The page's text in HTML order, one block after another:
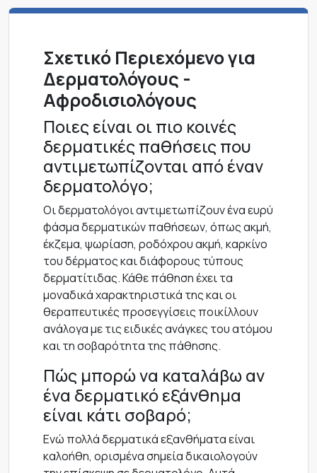
Σχετικό Περιεχόμενο για
Δερματολόγους -
Αφροδισιολόγους
Ποιες είναι οι πιο κοινές
δερματικές παθήσεις που
αντιμετωπίζονται από έναν
δερματολόγο;
Οι δερματολόγοι αντιμετωπίζουν ένα ευρύ
φάσμα δερματικών παθήσεων, όπως ακμή,
έκζεμα, ψωρίαση, ροδόχρου ακμή, καρκίνο
του δέρματος και διάφορους τύπους
δερματίτιδας. Κάθε πάθηση έχει τα
μοναδικά χαρακτηριστικά της και οι
θεραπευτικές προσεγγίσεις ποικίλλουν
ανάλογα με τις ειδικές ανάγκες του ατόμου
και τη σοβαρότητα της πάθησης.
Πώς μπορώ να καταλάβω αν
ένα δερματικό εξάνθημα
είναι κάτι σοβαρό;
Ενώ πολλά δερματικά εξανθήματα είναι
καλοήθη, ορισμένα σημεία δικαιολογούν